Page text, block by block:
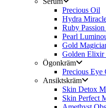
Precious Oil
Hydra
Ruby
Pearl
Gold
Golden Elixir
Ögonkräm
Precious Eye
Ansiktskräm
Skin Detox
Skin Perfect